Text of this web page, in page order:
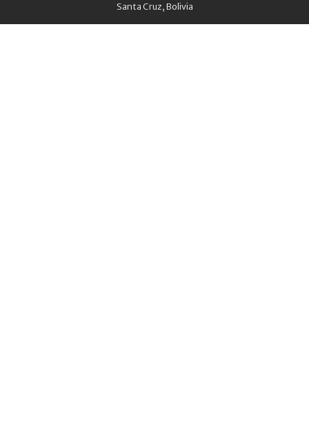
Santa Cruz, Bolivia